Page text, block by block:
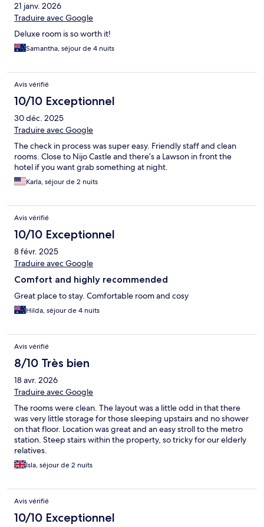
21 janv. 2026
Traduire avec Google
Deluxe room is so worth it!
Samantha, séjour de 4 nuits
Avis vérifié
10/10 Exceptionnel
30 déc. 2025
Traduire avec Google
The check in process was super easy. Friendly staff and clean
rooms. Close to Nijo Castle and there’s a Lawson in front the
hotel if you want grab something at night.
Karla, séjour de 2 nuits
Avis vérifié
10/10 Exceptionnel
8 févr. 2025
Traduire avec Google
Comfort and highly recommended
Great place to stay. Comfortable room and cosy
Hilda, séjour de 4 nuits
Avis vérifié
8/10 Très bien
18 avr. 2026
Traduire avec Google
The rooms were clean. The layout was a little odd in that there
was very little storage for those sleeping upstairs and no shower
on that floor. Location was great and an easy stroll to the metro
station. Steep stairs within the property, so tricky for our elderly
relatives.
Isla, séjour de 2 nuits
Avis vérifié
10/10 Exceptionnel